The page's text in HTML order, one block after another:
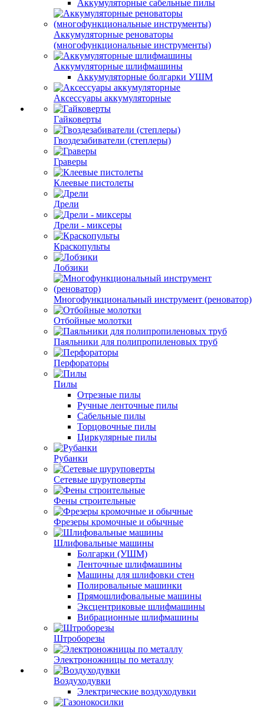
Аккумуляторные сабельные пилы
Аккумуляторные реноваторы
(многофункциональные инструменты)
Аккумуляторные шлифмашины
Аккумуляторные болгарки УШМ
Аксессуары аккумуляторные
Гайковерты
Гвоздезабиватели (степлеры)
Граверы
Клеевые пистолеты
Дрели
Дрели - миксеры
Краскопульты
Лобзики
Многофункциональный инструмент (реноватор)
Отбойные молотки
Паяльники для полипропиленовых труб
Перфораторы
Пилы
Отрезные пилы
Ручные ленточные пилы
Сабельные пилы
Торцовочные пилы
Циркулярные пилы
Рубанки
Сетевые шуруповерты
Фены строительные
Фрезеры кромочные и обычные
Шлифовальные машины
Болгарки (УШМ)
Ленточные шлифмашины
Машины для шлифовки стен
Полировальные машинки
Прямошлифовальные машины
Эксцентриковые шлифмашины
Вибрационные шлифмашины
Штроборезы
Электроножницы по металлу
Воздуходувки
Электрические воздуходувки